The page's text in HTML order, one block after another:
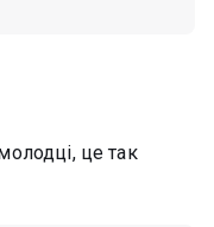
це так